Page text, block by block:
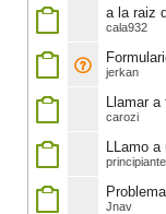
a la raiz
cala932
jerkan
Llamar a
carozi
LLamo
Jnav